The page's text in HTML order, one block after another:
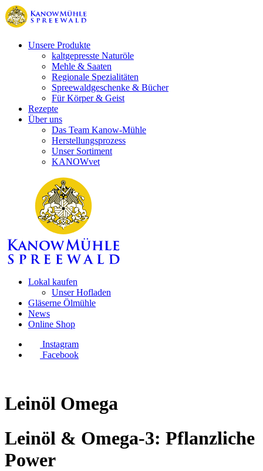
Unsere Produkte
kaltgepresste Naturöle
Mehle & Saaten
Regionale Spezialitäten
Spreewaldgeschenke & Bücher
Für Körper & Geist
Rezepte
Über uns
Das Team Kanow-Mühle
Herstellungsprozess
Unser Sortiment
KANOWvet
Lokal kaufen
Unser Hofladen
Gläserne Ölmühle
News
Online Shop
Instagram
Facebook
Leinöl Omega
Leinöl & Omega-3: Pflanzliche
Power